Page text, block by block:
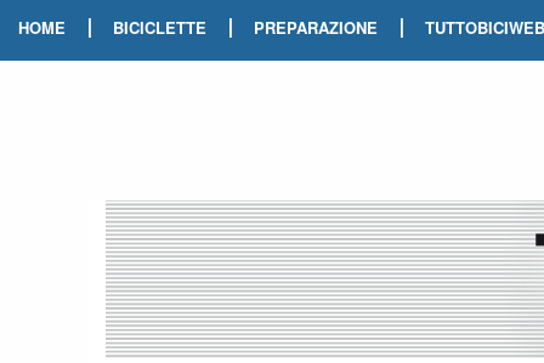
HOME | BICICLETTE | PREPARAZIONE | TUTTOBICIWEB